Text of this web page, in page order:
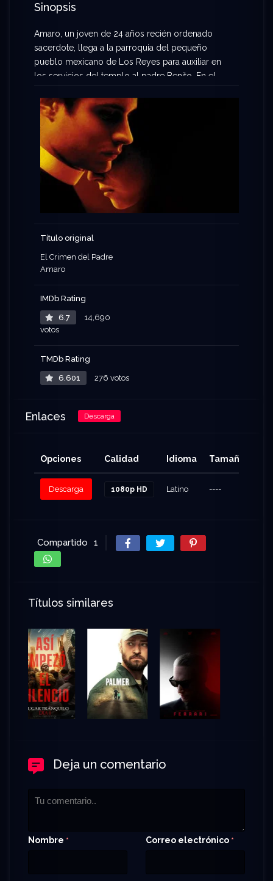
Sinopsis
Amaro, un joven de 24 años recién ordenado
sacerdote, llega a la parroquia del pequeño
pueblo mexicano de Los Reyes para auxiliar en
los servicios del templo al padre Benito. En el
hermosa muchacha de 16 años. Poco a poco, el
joven sacerdote se va dando cuenta de cosas que
suceden en el pueblo relacionadas con los
narcos de la región, encabezados por El Chato
Aguilar.
Título original
El Crimen del Padre
Amaro
IMDb Rating
6.7
14,690
votos
TMDb Rating
6.601 276 votos
Enlaces Descarga
Opciones Calidad Idioma Tamaño
Descarga 1080p HD Latino ----
Compartido 1
Títulos similares
Deja un comentario
Nombre * Correo electrónico *